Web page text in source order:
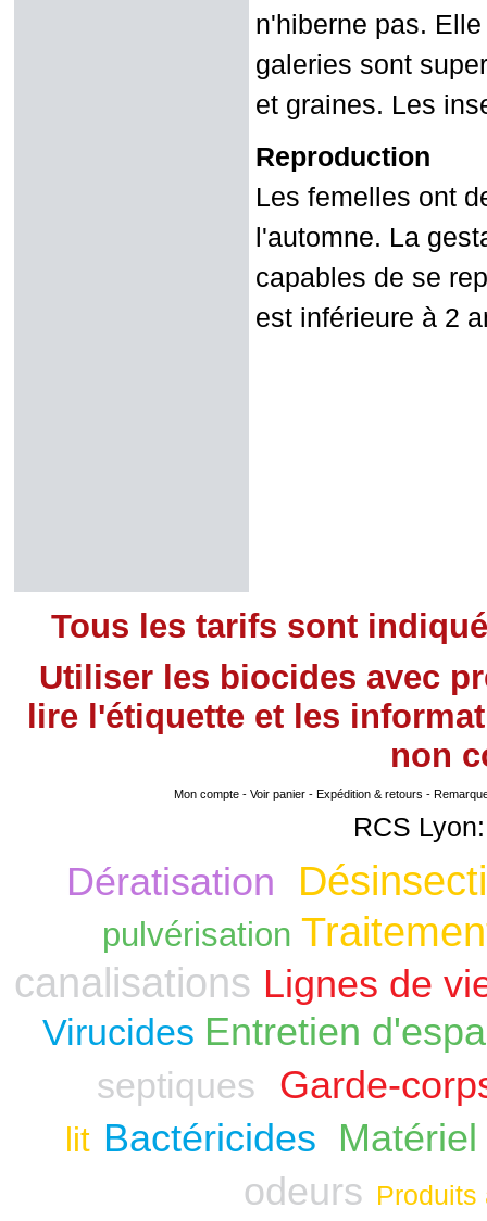
n'hiberne pas.
galeries sont
et graines. Les
Reproduction
Les femelles ont
l'automne. La
capables de se
est inférieure à 2
Tous les tarifs sont
Utiliser les biocides avec
lire l'étiquette et les
non
Mon compte- Voir panier- Expédition & retours -
RCS
Dératisation
pulvérisation
canalisations Lignes de
Virucides Entretien
septiques Garde-
lit Bactéricides
odeurs Produits